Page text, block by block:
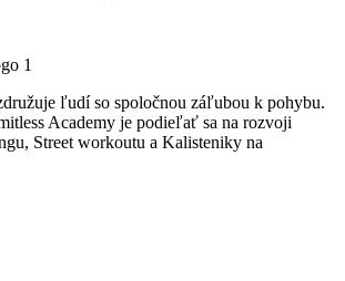
ľudí so spoločnou záľubou k pohybu.
Academy je podieľať sa na rozvoji
Street workoutu a Kalisteniky na